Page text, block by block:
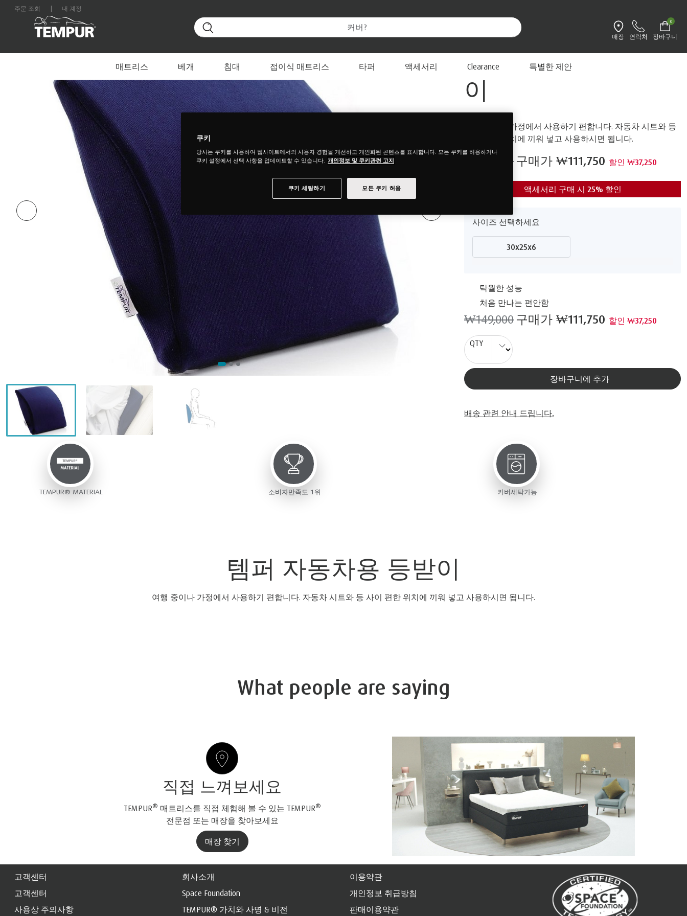
주문 조회 내 계정
매장 연락처 장바구니
0
매트리스 베개 침대 접이식 매트리스 타퍼 액세서리 Clearance 특별한 제안
대한민국 사이트를 보고 있습니다. 언제든지 환경설정을 변경할 수 있습니다 환경설정 변경
홈 액세서리
템퍼 자동차용 등받
이
여행 중이나 가정에서 사용하기 편합니다. 자동차 시트와 등
사이 편한 위치에 끼워 넣고 사용하시면 됩니다.
₩149,000 구매가 ₩111,750 할인 ₩37,250
액세서리 구매 시 25% 할인
사이즈 선택하세요
30x25x6
탁월한 성능
처음 만나는 편안함
₩149,000 구매가 ₩111,750 할인 ₩37,250
QTY
장바구니에 추가
배송 관련 안내 드립니다.
TEMPUR® MATERIAL 소비자만족도 1위 커버세탁가능
템퍼 자동차용 등받이
여행 중이나 가정에서 사용하기 편합니다. 자동차 시트와 등 사이 편한 위치에 끼워 넣고 사용하시면 됩니다.
What people are saying
직접 느껴보세요
TEMPUR® 매트리스를 직접 체험해 볼 수 있는 TEMPUR®
전문점 또는 매장을 찾아보세요
매장 찾기
고객센터
고객센터
사용상 주의사항
회사소개
Space Foundation
TEMPUR® 가치와 사명 & 비전
이용약관
개인정보 취급방침
판매이용약관
쿠키
당사는 쿠키를 사용하여 웹사이트에서의 사용자 경험을 개선하고 개인화된 콘텐츠를 표시합니다. 모든 쿠키를 허용하거나
쿠키 설정에서 선택 사항을 업데이트할 수 있습니다. 개인정보 및 쿠키관련 고지
모든 쿠키 허용
쿠키 세팅하기